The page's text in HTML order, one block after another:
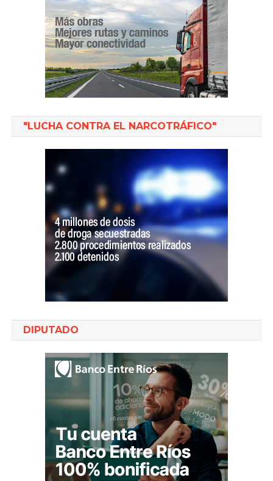
"LUCHA CONTRA EL NARCOTRÁFICO"
DIPUTADO